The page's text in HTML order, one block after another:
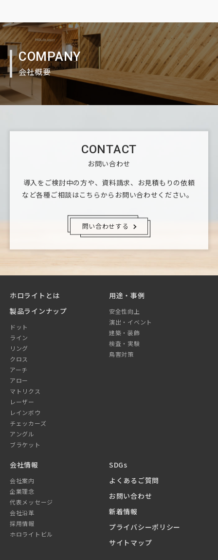
COMPANY
会社概要
CONTACT
お問い合わせ
導入をご検討中の方や、資料請求、お見積もりの依頼
など各種ご相談はこちらからお問い合わせください。
問い合わせする
ホロライトとは
製品ラインナップ
ドット
ライン
リング
クロス
アーチ
アロー
マトリクス
レーザー
レインボウ
チェッカーズ
アングル
ブラケット
用途・事例
安全性向上
演出・イベント
建築・装飾
検査・実験
鳥害対策
会社情報
会社案内
企業理念
代表メッセージ
会社沿革
採用情報
ホロライトビル
SDGs
よくあるご質問
お問い合わせ
新着情報
プライバシーポリシー
サイトマップ